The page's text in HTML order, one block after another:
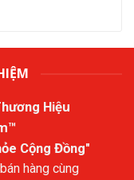
Hiệu
Cộng Đồng"
hàng cùng